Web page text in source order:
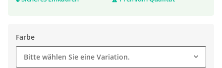
Farbe
Bitte wählen Sie eine Variation.